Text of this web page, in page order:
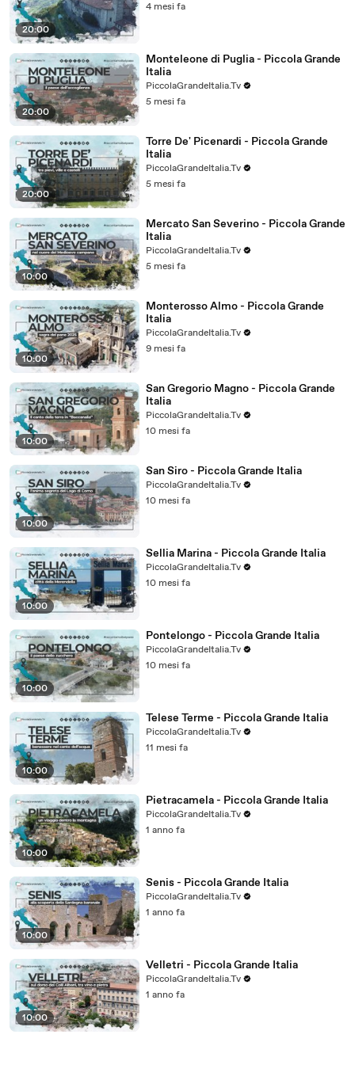
20:00
4 mesi fa
20:00
Monteleone di Puglia - Piccola Grande
Italia
PiccolaGrandeItalia.Tv
5 mesi fa
20:00
Torre De' Picenardi - Piccola Grande
Italia
PiccolaGrandeItalia.Tv
5 mesi fa
10:00
Mercato San Severino - Piccola Grande
Italia
PiccolaGrandeItalia.Tv
5 mesi fa
10:00
Monterosso Almo - Piccola Grande
Italia
PiccolaGrandeItalia.Tv
9 mesi fa
10:00
San Gregorio Magno - Piccola Grande
Italia
PiccolaGrandeItalia.Tv
10 mesi fa
10:00
San Siro - Piccola Grande Italia
PiccolaGrandeItalia.Tv
10 mesi fa
10:00
Sellia Marina - Piccola Grande Italia
PiccolaGrandeItalia.Tv
10 mesi fa
10:00
Pontelongo - Piccola Grande Italia
PiccolaGrandeItalia.Tv
10 mesi fa
10:00
Telese Terme - Piccola Grande Italia
PiccolaGrandeItalia.Tv
11 mesi fa
10:00
Pietracamela - Piccola Grande Italia
PiccolaGrandeItalia.Tv
1 anno fa
10:00
Senis - Piccola Grande Italia
PiccolaGrandeItalia.Tv
1 anno fa
10:00
Velletri - Piccola Grande Italia
PiccolaGrandeItalia.Tv
1 anno fa